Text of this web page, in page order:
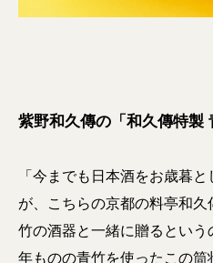
紫野和久傳の「和久傳特製
「今までも日本酒をお歳暮
が、こちらの京都の料亭和
竹の酒器と一緒に贈るとい
年ものの青竹を使ったこの